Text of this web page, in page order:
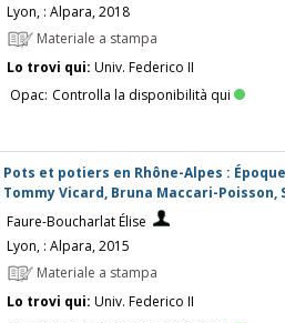
Lyon, : Alpara, 2018
Materiale a stampa
Lo trovi qui: Univ. Federico II
Opac: Controlla la disponibilità qui
Pots et potiers en Rhône-Alpes :
Tommy Vicard, Bruna Maccari-Poisson,
Faure-Boucharlat Élise
Lyon, : Alpara, 2015
Materiale a stampa
Lo trovi qui: Univ. Federico II